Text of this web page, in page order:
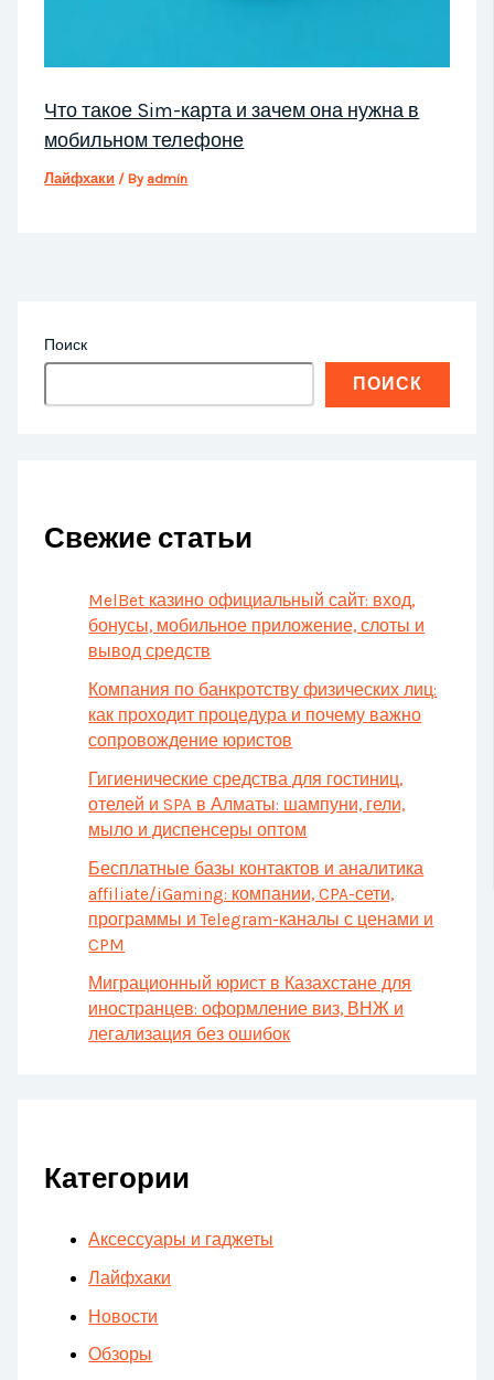
Что такое Sim-карта и зачем она нужна в
мобильном телефоне
Лайфхаки / By admin
Поиск
ПОИСК
Свежие статьи
MelBet казино официальный сайт: вход,
бонусы, мобильное приложение, слоты и
вывод средств
Компания по банкротству физических лиц:
как проходит процедура и почему важно
сопровождение юристов
Гигиенические средства для гостиниц,
отелей и SPA в Алматы: шампуни, гели,
мыло и диспенсеры оптом
Бесплатные базы контактов и аналитика
affiliate/iGaming: компании, CPA-сети,
программы и Telegram-каналы с ценами и
CPM
Миграционный юрист в Казахстане для
иностранцев: оформление виз, ВНЖ и
легализация без ошибок
Категории
Аксессуары и гаджеты
Лайфхаки
Новости
Обзоры